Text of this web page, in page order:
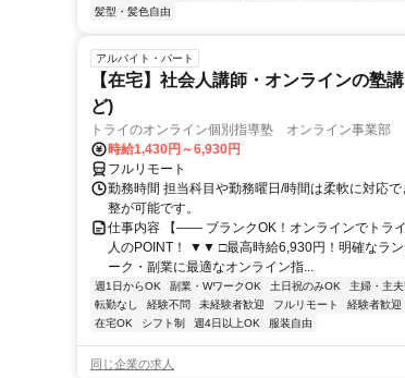
髪型・髪色自由
アルバイト・パート
【在宅】社会人講師・オンラインの塾
ど)
トライのオンライン個別指導塾 オンライン事業部
時給1,430円～6,930円
フルリモート
勤務時間 担当科目や勤務曜日/時間は柔軟に対応
整が可能です。
仕事内容 【―― ブランクOK！オンラインでト
人のPOINT！ ▼▼ □最高時給6,930円！明確なラ
ーク・副業に最適なオンライン指...
週1日からOK 副業・WワークOK 土日祝のみOK 主婦・主
転勤なし
経験不問 未経験者歓迎 フルリモート 経験者歓迎
在宅OK
シフト制 週4日以上OK 服装自由
同じ企業の求人